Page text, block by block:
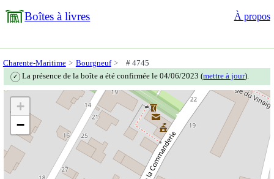
Boîtes à livres À propos
Charente-Maritime Bourgneuf # 4745
✓ La présence de la boîte a été confirmée le 04/06/2023 (mettre à jour).
+
−